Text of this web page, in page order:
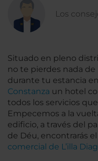
Los
Situado en pleno
no te pierdes nada
durante tu estancia en
Constanza un hotel
todos los servicios
Empecemos a la
edificio, a través del
de Déu, encontrarás
comercial de L’illa